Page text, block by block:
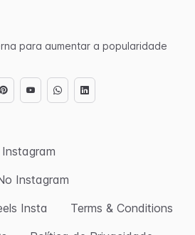
para aumentar a popularidade
Instagram
Insta
Terms & Conditions